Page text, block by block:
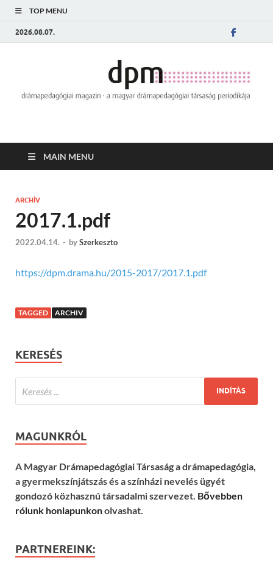
TOP MENU
2026.08.07.
MAIN MENU
ARCHÍV
2017.1.pdf
2022.04.14. - bySzerkeszto
https://dpm.drama.hu/2015-2017/2017.1.pdf
TAGGED ARCHIV
KERESÉS
MAGUNKRÓL
A Magyar Drámapedagógiai Társaság a drámapedagógia,
a gyermekszínjátszás és a színházi nevelés ügyét
gondozó közhasznú társadalmi szervezet. Bővebben
rólunk honlapunkonolvashat.
PARTNEREINK: